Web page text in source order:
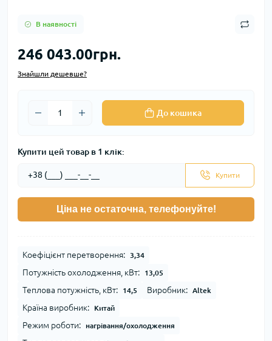
В наявності
246 043.00грн.
Знайшли дешевше?
До кошика
Купити цей товар в 1 клік:
Купити
Ціна не остаточна, телефонуйте!
Коефіцієнт перетворення: 3,34
Потужність охолодження, кВт: 13,05
Теплова потужність, кВт: 14,5 Виробник: Altek
Країна виробник: Китай
Режим роботи: нагрівання/охолодження